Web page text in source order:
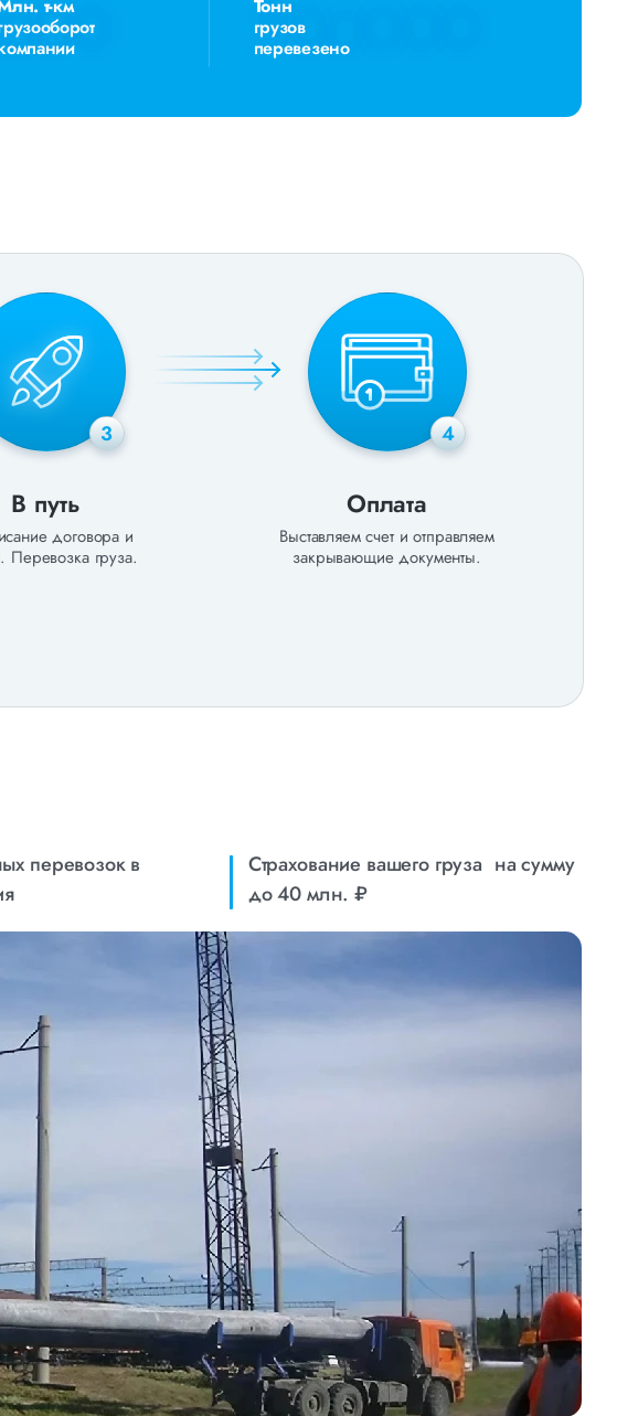
т-км
Тонн
грузов
перевезено
3
В путь
договора и
Перевозка груза.
4
Оплата
Выставляем счет и отправляем
закрывающие документы.
перевозок в
Страхование вашего груза на сумму
до 40 млн. ₽